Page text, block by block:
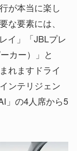
が本当に楽し
な要素には、
イ」「JBLプレ
カー）」と
れますドライ
ンテリジェン
」の4人席から5